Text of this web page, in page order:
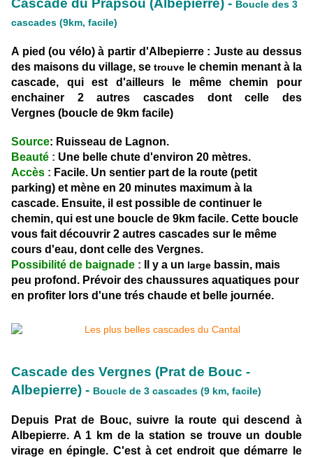
Cascade du Prapsou (Albepierre) - Boucle des 3
cascades (9km, facile)
A pied (ou vélo) à partir d'Albepierre : Juste au dessus
des maisons du village, se trouve le chemin menant à la
cascade, qui est d'ailleurs le même chemin pour
enchainer 2 autres cascades dont celle des
Vergnes (boucle de 9km facile)
Source: Ruisseau de Lagnon.
Beauté : Une belle chute d'environ 20 mètres.
Accès : Facile. Un sentier part de la route (petit
parking) et mène en 20 minutes maximum à la
cascade. Ensuite, il est possible de continuer le
chemin, qui est une boucle de 9km facile. Cette boucle
vous fait découvrir 2 autres cascades sur le même
cours d'eau, dont celle des Vergnes.
Possibilité de baignade : Il y a un large bassin, mais
peu profond. Prévoir des chaussures aquatiques pour
en profiter lors d'une trés chaude et belle journée.
Cascade des Vergnes (Prat de Bouc -
Albepierre) - Boucle de 3 cascades (9 km, facile)
Depuis Prat de Bouc, suivre la route qui descend à
Albepierre. A 1 km de la station se trouve un double
virage en épingle. C'est à cet endroit que démarre le